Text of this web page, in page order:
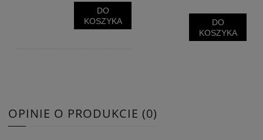
DO
KOSZYKA
DO
KOSZYKA
OPINIE O PRODUKCIE (0)